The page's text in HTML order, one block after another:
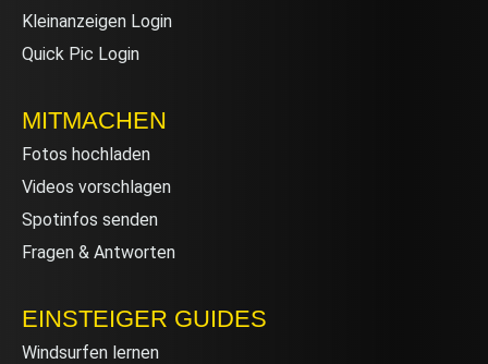
Kleinanzeigen Login
Quick Pic Login
MITMACHEN
Fotos hochladen
Videos vorschlagen
Spotinfos senden
Fragen & Antworten
EINSTEIGER GUIDES
Windsurfen lernen